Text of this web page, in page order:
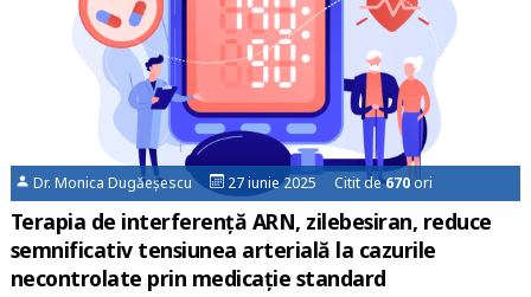
Dr. Monica Dugăeșescu 27 iunie 2025 Citit de670ori
Terapia de interferenţă ARN, zilebesiran, reduce
semnificativ tensiunea arterială la cazurile
necontrolate prin medicaţie standard